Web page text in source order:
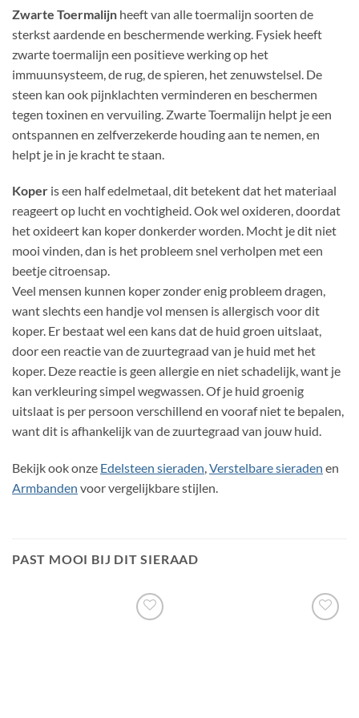
Zwarte Toermalijn heeft van alle toermalijn soorten de
sterkst aardende en beschermende werking. Fysiek heeft
zwarte toermalijn een positieve werking op het
immuunsysteem, de rug, de spieren, het zenuwstelsel. De
steen kan ook pijnklachten verminderen en beschermen
tegen toxinen en vervuiling. Zwarte Toermalijn helpt je een
ontspannen en zelfverzekerde houding aan te nemen, en
helpt je in je kracht te staan.
Koper is een half edelmetaal, dit betekent dat het materiaal
reageert op lucht en vochtigheid. Ook wel oxideren, doordat
het oxideert kan koper donkerder worden. Mocht je dit niet
mooi vinden, dan is het probleem snel verholpen met een
beetje citroensap.
Veel mensen kunnen koper zonder enig probleem dragen,
want slechts een handje vol mensen is allergisch voor dit
koper. Er bestaat wel een kans dat de huid groen uitslaat,
door een reactie van de zuurtegraad van je huid met het
koper. Deze reactie is geen allergie en niet schadelijk, want je
kan verkleuring simpel wegwassen. Of je huid groenig
uitslaat is per persoon verschillend en vooraf niet te bepalen,
want dit is afhankelijk van de zuurtegraad van jouw huid.
Bekijk ook onze Edelsteen sieraden,Verstelbare sieraden en
Armbanden voor vergelijkbare stijlen.
PAST MOOI BIJ DIT SIERAAD
Toevoegen
Toevoegen